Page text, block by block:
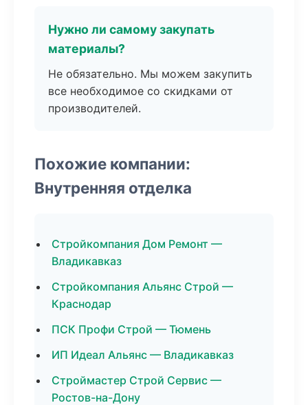
Нужно ли самому закупать
материалы?
Не обязательно. Мы можем закупить
все необходимое со скидками от
производителей.
Похожие компании:
Внутренняя отделка
Стройкомпания Дом Ремонт —
Владикавказ
Стройкомпания Альянс Строй —
Краснодар
ПСК Профи Строй — Тюмень
ИП Идеал Альянс — Владикавказ
Строймастер Строй Сервис —
Ростов-на-Дону